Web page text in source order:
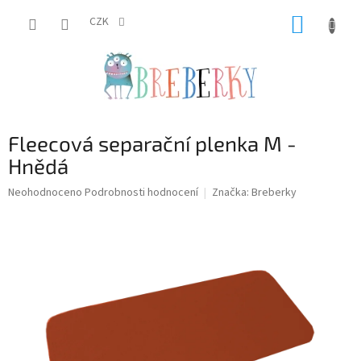
CZK
Fleecová separační plenka M -
Hnědá
Průměrné
Neohodnoceno Podrobnosti hodnocení Značka: Breberky